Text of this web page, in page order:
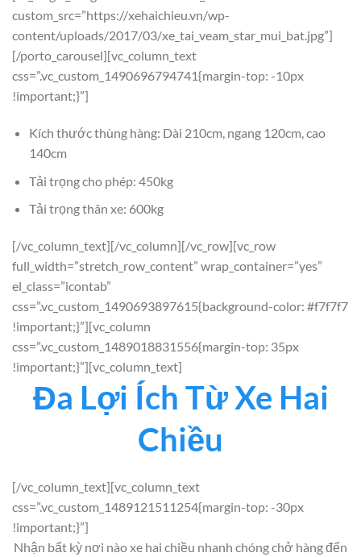
custom_src=”https://xehaichieu.vn/wp-
content/uploads/2017/03/xe_tai_veam_star_mui_bat.jpg”]
[/porto_carousel][vc_column_text
css=”.vc_custom_1490696794741{margin-top: -10px
!important;}”]
Kích thước thùng hàng: Dài 210cm, ngang 120cm, cao
140cm
Tải trọng cho phép: 450kg
Tải trọng thân xe: 600kg
[/vc_column_text][/vc_column][/vc_row][vc_row
full_width=”stretch_row_content” wrap_container=”yes”
el_class=”icontab”
css=”.vc_custom_1490693897615{background-color: #f7f7f7
!important;}”][vc_column
css=”.vc_custom_1489018831556{margin-top: 35px
!important;}”][vc_column_text]
Đa Lợi Ích Từ Xe Hai
Chiều
[/vc_column_text][vc_column_text
css=”.vc_custom_1489121511254{margin-top: -30px
!important;}”]
Nhận bất kỳ nơi nào xe hai chiều nhanh chóng chở hàng đến